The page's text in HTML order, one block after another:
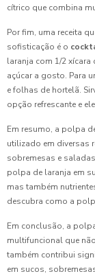
cítrico que combina
Por fim, uma receita
sofisticação é o
laranja com 1/2
açúcar a gosto. Para
e folhas de hortelã.
opção refrescante e
Em resumo, a polpa
utilizado em diversas
sobremesas e
polpa de laranja em
mas também
descubra como a
Em conclusão, a
multifuncional que
também contribui
em sucos,